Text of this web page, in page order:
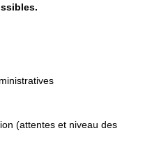
(attentes et niveau des